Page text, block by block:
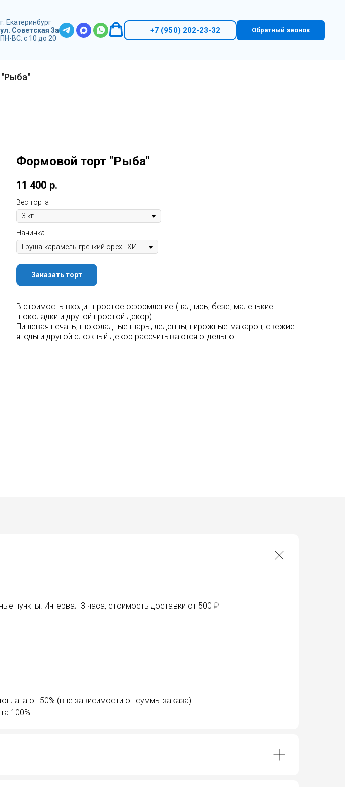
г. Екатеринбург
ул. Советская 3а
ПН-ВС: с 10 до 20
+7 (950) 202-23-32 Обратный звонок
Формовой торт "Рыба"
11 400 р.
Вес торта
Начинка
Заказать торт
В стоимость входит простое оформление (надпись, безе, маленькие
шоколадки и другой простой декор).
Пищевая печать, шоколадные шары, леденцы, пирожные макарон, свежие
ягоды и другой сложный декор рассчитываются отдельно.
пункты. Интервал 3 часа, стоимость доставки от 500 ₽
от 50% (вне зависимости от суммы заказа)
100%